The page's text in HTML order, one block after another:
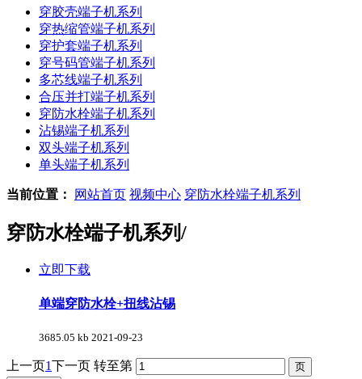
穿胶壳端子机系列
穿热缩管端子机系列
穿护套端子机系列
穿号码管端子机系列
多芯线端子机系列
合压并打端子机系列
穿防水栓端子机系列
沾锡端子机系列
双头端子机系列
单头端子机系列
当前位置： 网站首页 视频中心 穿防水栓端子机系列
穿防水栓端子机系列/
立即下载
单端穿防水栓+扭线沾锡
3685.05 kb 2021-09-23
上一页1下一页 转至第